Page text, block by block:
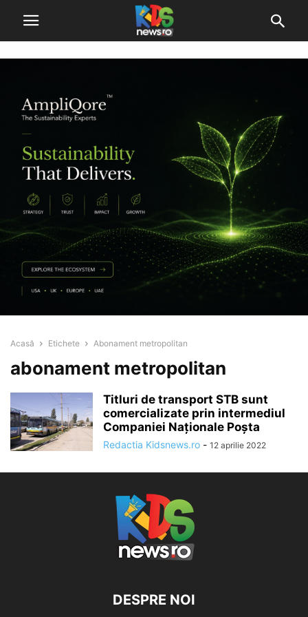
Acasă Etichete Abonament metropolitan
abonament metropolitan
Titluri de transport STB sunt
comercializate prin intermediul
Companiei Naționale Poșta
Redactia Kidsnews.ro - 12 aprilie 2022
DESPRE NOI